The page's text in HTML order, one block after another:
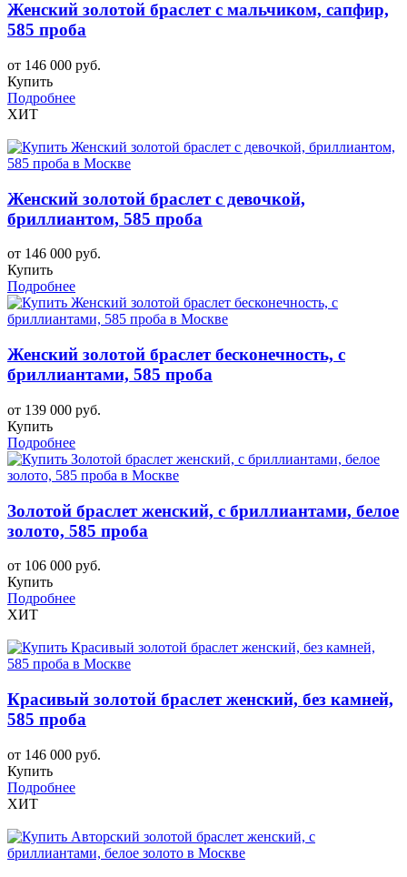
Женский золотой браслет с мальчиком, сапфир,
585 проба
от 146 000 руб.
Купить
Подробнее
ХИТ
Женский золотой браслет с девочкой,
бриллиантом, 585 проба
от 146 000 руб.
Купить
Подробнее
Женский золотой браслет бесконечность, с
бриллиантами, 585 проба
от 139 000 руб.
Купить
Подробнее
Золотой браслет женский, с бриллиантами, белое
золото, 585 проба
от 106 000 руб.
Купить
Подробнее
ХИТ
Красивый золотой браслет женский, без камней,
585 проба
от 146 000 руб.
Купить
Подробнее
ХИТ